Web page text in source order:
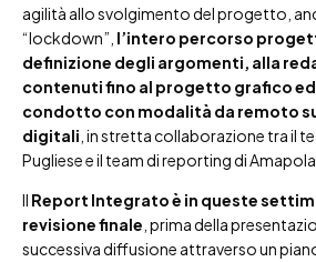
agilità allo svolgimento del progetto,
“lockdown”, l’intero percorso
definizione degli argomenti, alla
contenuti fino al progetto grafico
condotto con modalità da remoto
digitali , in stretta collaborazione tra il
Pugliese e il team di reporting di Amapola.
Il Report Integrato è in queste
revisione finale , prima della
successiva diffusione attraverso un